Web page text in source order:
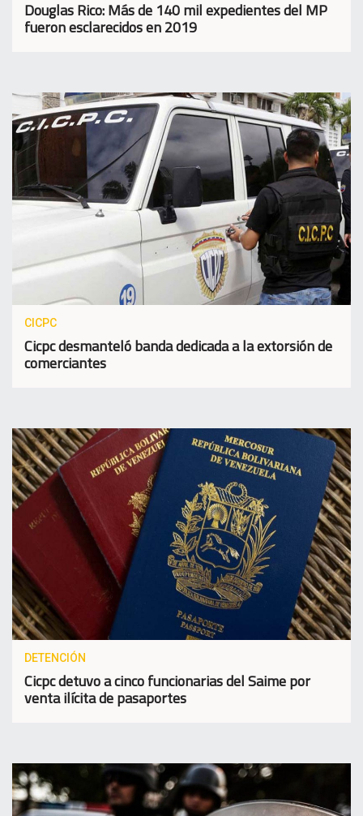
Douglas Rico: Más de 140 mil expedientes del MP
fueron esclarecidos en 2019
CICPC
Cicpc desmanteló banda dedicada a la extorsión de
comerciantes
DETENCIÓN
Cicpc detuvo a cinco funcionarias del Saime por
venta ilícita de pasaportes